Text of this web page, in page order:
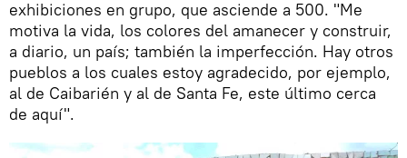
exhibiciones en grupo, que asciende a 500. "Me
motiva la vida, los colores del amanecer y construir,
a diario, un país; también la imperfección. Hay otros
pueblos a los cuales estoy agradecido, por ejemplo,
al de Caibarién y al de Santa Fe, este último cerca
de aquí".